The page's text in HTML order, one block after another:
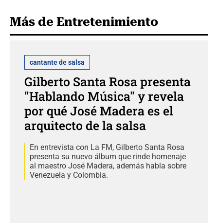
Más de Entretenimiento
cantante de salsa
Gilberto Santa Rosa presenta
"Hablando Música" y revela
por qué José Madera es el
arquitecto de la salsa
En entrevista con La FM, Gilberto Santa Rosa
presenta su nuevo álbum que rinde homenaje
al maestro José Madera, además habla sobre
Venezuela y Colombia.